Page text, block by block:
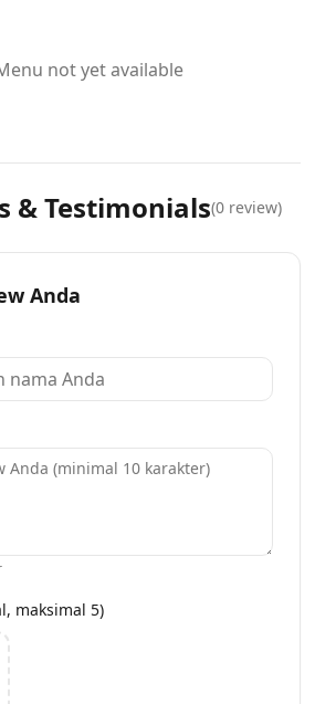
not yet available
& Testimonials(0 review)
Anda
maksimal 5)